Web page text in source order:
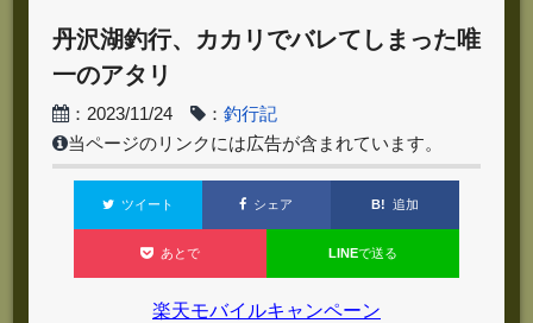
丹沢湖釣行、カカリでバレてしまった唯
一のアタリ
：2023/11/24 ： 釣行記
当ページのリンクには広告が含まれています。
ツイート シェア B! 追加
あとで LINEで送る
楽天モバイルキャンペーン